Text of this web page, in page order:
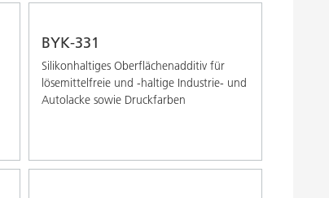
BYK-331
Silikonhaltiges Oberflächenadditiv für
lösemittelfreie und -haltige Industrie- und
Autolacke sowie Druckfarben